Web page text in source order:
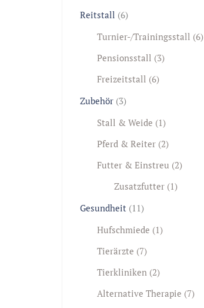
Reitstall (6)
Turnier-/Trainingsstall (6)
Pensionsstall (3)
Freizeitstall (6)
Zubehör (3)
Stall & Weide (1)
Pferd & Reiter (2)
Futter & Einstreu (2)
Zusatzfutter (1)
Gesundheit (11)
Hufschmiede (1)
Tierärzte (7)
Tierkliniken (2)
Alternative Therapie (7)